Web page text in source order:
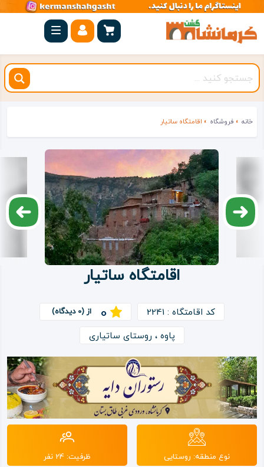
صفحه
اصلی
کرمانشاه
شهرستان
مجموعه
روستاهای
هدف
اقامتگاه
خانه » فروشگاه » اقامتگاه ساتیار
اقامتگاه ساتیار
کد اقامتگاه : 2241 0 از (0 دیدگاه)
پاوه ، روستای ساتیاری
نوع منطقه: روستایی ظرفیت: 24 نفر